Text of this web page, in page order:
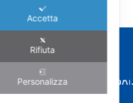
Accetta
Rifiuta
Personalizza